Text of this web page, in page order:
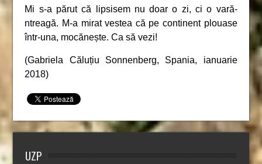
Mi s-a părut că lipsisem nu doar o zi, ci o vară-
ntreagă. M-a mirat vestea că pe continent plouase
într-una, mocănește. Ca să vezi!
(Gabriela Căluțiu Sonnenberg, Spania, ianuarie
2018)
UZP